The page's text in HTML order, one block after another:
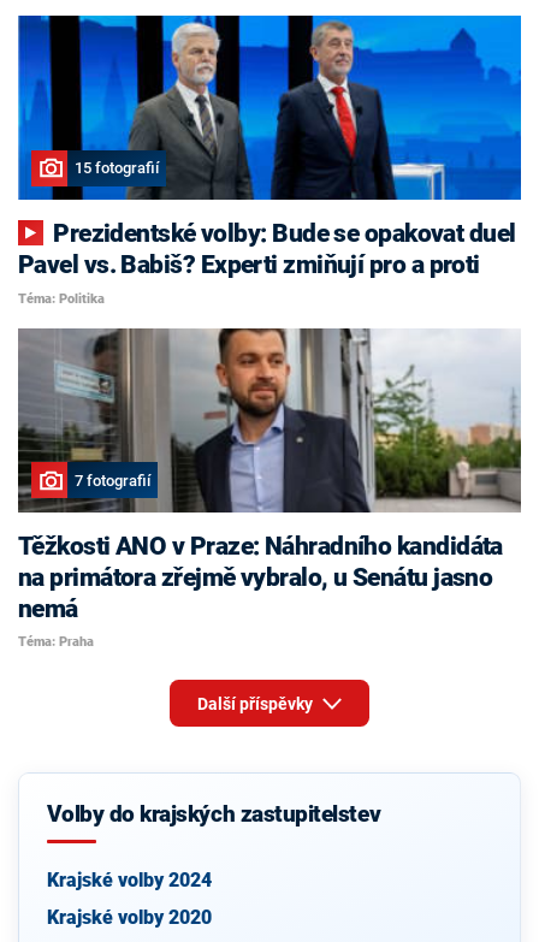
15 fotografií
Pavel vs. Babiš? Experti zmiňují pro a proti
Téma: Politika
7 fotografií
Těžkosti ANO v Praze: Náhradního kandidáta
na primátora zřejmě vybralo, u Senátu jasno
nemá
Téma: Praha
Další příspěvky
Volby do krajských zastupitelstev
Krajské volby 2024
Krajské volby 2020